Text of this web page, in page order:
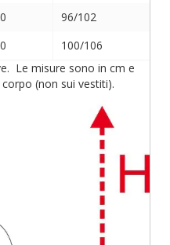
96/102
100/106
Le misure sono in cm e
(non sui vestiti).